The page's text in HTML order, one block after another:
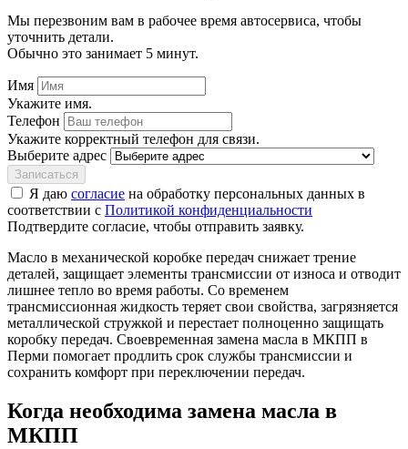
Мы перезвоним вам в рабочее время автосервиса, чтобы
уточнить детали.
Обычно это занимает 5 минут.
Имя
Укажите имя.
Телефон
Укажите корректный телефон для связи.
Выберите адрес
Записаться
Я даю согласие на обработку персональных данных в
соответствии с Политикой конфиденциальности
Подтвердите согласие, чтобы отправить заявку.
Масло в механической коробке передач снижает трение
деталей, защищает элементы трансмиссии от износа и отводит
лишнее тепло во время работы. Со временем
трансмиссионная жидкость теряет свои свойства, загрязняется
металлической стружкой и перестает полноценно защищать
коробку передач. Своевременная замена масла в МКПП в
Перми помогает продлить срок службы трансмиссии и
сохранить комфорт при переключении передач.
Когда необходима замена масла в
МКПП